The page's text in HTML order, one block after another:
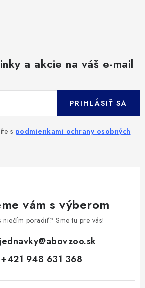
a akcie na váš e-mail
s podmienkami ochrany osobných
PRIHLÁSIŤ SA
vám s výberom
niečím poradiť? Sme tu pre vás!
@abovzoo.sk
+421 948 631 368